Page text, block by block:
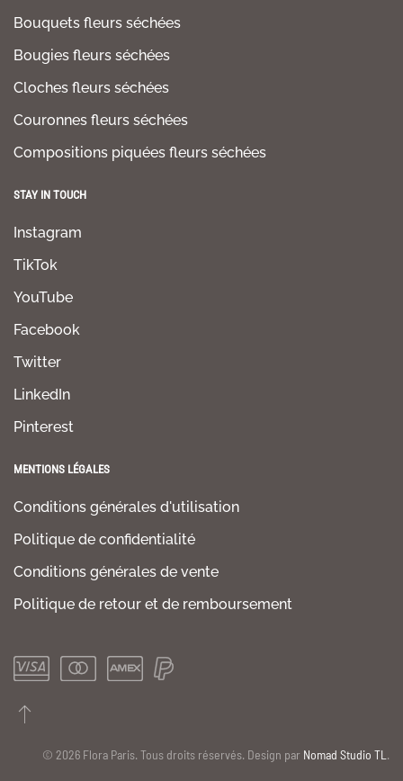
Bouquets fleurs séchées
Bougies fleurs séchées
Cloches fleurs séchées
Couronnes fleurs séchées
Compositions piquées fleurs séchées
STAY IN TOUCH
Instagram
TikTok
YouTube
Facebook
Twitter
LinkedIn
Pinterest
MENTIONS LÉGALES
Conditions générales d'utilisation
Politique de confidentialité
Conditions générales de vente
Politique de retour et de remboursement
© 2026 Flora Paris. Tous droits réservés. Design par Nomad Studio TL .